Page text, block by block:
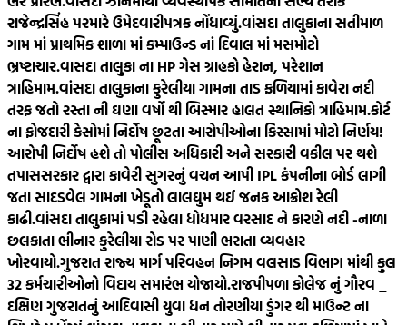
રાજેન્દ્રસિંહ પરમારે ઉમેદવારીપત્રક નોંધાવ્યું.વાંસદા તાલુકાના સતીમાળ
ગામ માં પ્રાથમિક શાળા માં કમ્પાઉન્ડ નાં દિવાલ માં મસમોટો
ભ્રષ્ટાચાર.વાસદા તાલુકા ના HP ગેસ ગ્રાહકો હેરાન, પરેશાન
ત્રાહિમામ.વાંસદા તાલુકાના કુરેલીયા ગામના તાડ ફળિયામાં કાવેરા નદી
તરફ જતો રસ્તા ની ઘણા વર્ષો થી બિસ્માર હાલત સ્થાનિકો ત્રાહિમામ.કોર્ટ
ના ફોજદારી કેસોમાં નિર્દોષ છૂટતા આરોપીઓના કિસ્સામાં મોટો નિર્ણય!
આરોપી નિર્દોષ હશે તો પોલીસ અધિકારી અને સરકારી વકીલ પર થશે
તપાસસરકાર દ્વારા કાવેરી સુગરનું વચન આપી IPL કંપનીના બોર્ડ લાગી
જતા સાદડવેલ ગામના ખેડૂતો લાલઘુમ થઈ જનક આક્રોશ રેલી
કાઢી.વાંસદા તાલુકામાં પડી રહેલા ધોધમાર વરસાદ ને કારણે નદી -નાળા
છલકાતા ભીનાર કુરેલીયા રોડ પર પાણી ભરાતા વ્યવહાર
ખોરવાયો.ગુજરાત રાજ્ય માર્ગ પરિવહન નિગમ વલસાડ વિભાગ માંથી કુલ
32 કર્મચારીઓનો વિદાય સમારંભ યોજાયો.રાજપીપળા કોલેજ નું ગૌરવ _
દક્ષિણ ગુજરાતનું આદિવાસી યુવા ધન તોરણીયા ડુંગર થી માઉન્ટ ના